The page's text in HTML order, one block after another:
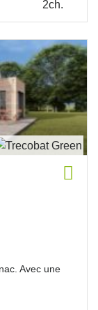
2ch.
Avec une